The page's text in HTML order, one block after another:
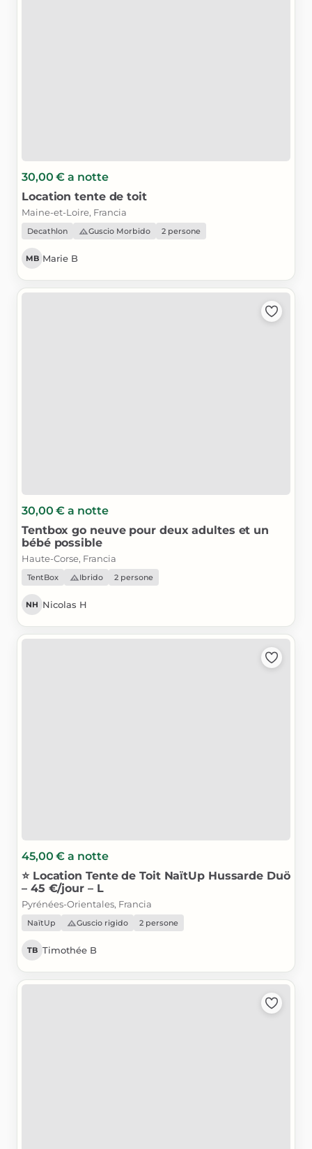
30,00 € a notte
Location tente de toit
Maine-et-Loire, Francia
Decathlon Guscio Morbido 2 persone
MB Marie B
30,00 € a notte
Tentbox go neuve pour deux adultes et un
bébé possible
Haute-Corse, Francia
TentBox Ibrido 2 persone
NH Nicolas H
45,00 € a notte
⭐ Location Tente de Toit NaïtUp Hussarde Duö
– 45 €​/​jour – L
Pyrénées-Orientales, Francia
NaïtUp Guscio rigido 2 persone
TB Timothée B